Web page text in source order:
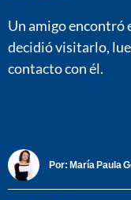
Un amigo encontró
decidió visitarlo,
contacto con él.
Por: María Paula